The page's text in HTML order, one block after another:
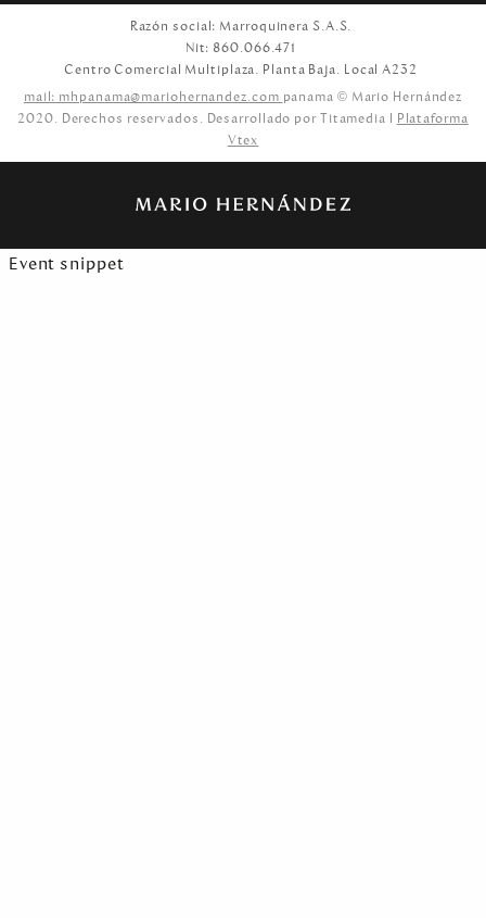
Razón social: Marroquinera S.A.S.
Nit: 860.066.471
Centro Comercial Multiplaza. Planta Baja. Local A232
mail: mhpanama@mariohernandez.com panama © Mario Hernández
2020. Derechos reservados. Desarrollado por Titamedia l Plataforma
Vtex
Event snippet